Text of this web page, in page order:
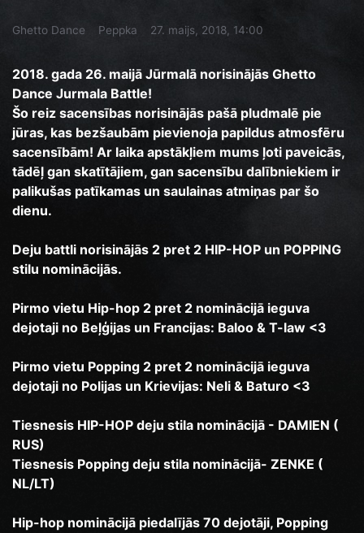
Ghetto Dance Peppka 27. maijs, 2018, 14:00
2018. gada 26. maijā Jūrmalā norisinājās Ghetto
Dance Jurmala Battle!
Šo reiz sacensības norisinājās pašā pludmalē pie
jūras, kas bezšaubām pievienoja papildus atmosfēru
sacensībām! Ar laika apstākļiem mums ļoti paveicās,
tādēļ gan skatītājiem, gan sacensību dalībniekiem ir
palikušas patīkamas un saulainas atmiņas par šo
dienu.
Deju battli norisinājās 2 pret 2 HIP-HOP un POPPING
stilu nominācijās.
Pirmo vietu Hip-hop 2 pret 2 nominācijā ieguva
dejotaji no Beļģijas un Francijas: Baloo & T-law <3
Pirmo vietu Popping 2 pret 2 nominācijā ieguva
dejotaji no Polijas un Krievijas: Neli & Baturo <3
Tiesnesis HIP-HOP deju stila nominācijā - DAMIEN (
RUS)
Tiesnesis Popping deju stila nominācijā- ZENKE (
NL/LT)
Hip-hop nominācijā piedalījās 70 dejotāji, Popping